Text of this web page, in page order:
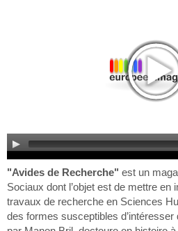
"Avides de Recherche" est un
Sociaux dont l’objet est de mettre en
travaux de recherche en Sciences
des formes susceptibles